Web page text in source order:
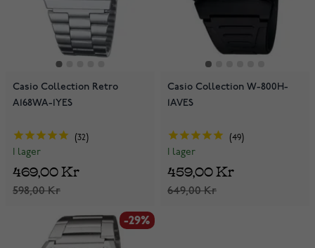
Casio Collection Retro
A168WA-1YES
32
I lager
598,00 Kr
469,00 Kr
Casio Collection W-800H-
1AVES
49
I lager
649,00 Kr
459,00 Kr
-29%